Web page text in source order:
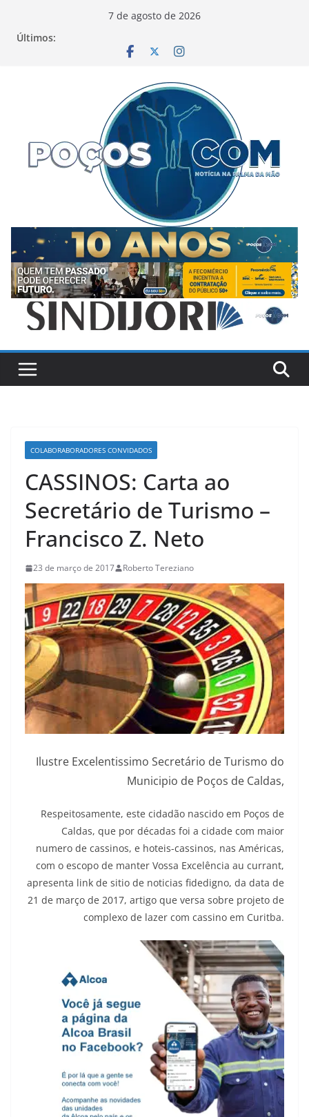
7 de agosto de 2026
Últimos:
COLABORABORADORES CONVIDADOS
CASSINOS: Carta ao
Secretário de Turismo –
Francisco Z. Neto
23 de março de 2017 Roberto Tereziano
Ilustre Excelentissimo Secretário de Turismo do
Municipio de Poços de Caldas,
Respeitosamente, este cidadão nascido em Poços de
Caldas, que por décadas foi a cidade com maior
numero de cassinos, e hoteis-cassinos, nas Américas,
com o escopo de manter Vossa Excelência au currant,
apresenta link de sitio de noticias fidedigno, da data de
21 de março de 2017, artigo que versa sobre projeto de
complexo de lazer com cassino em Curitba.